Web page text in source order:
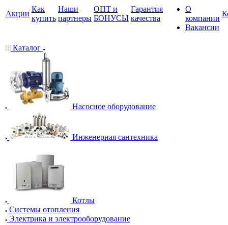
Акции
Как
купить
Наши
партнеры
ОПТ и
БОНУСЫ
Гарантия
качества
О
компании
Вакансии
Каталог
Насосное оборудование
Инженерная сантехника
Котлы
Системы отопления
Электрика и электрооборудование